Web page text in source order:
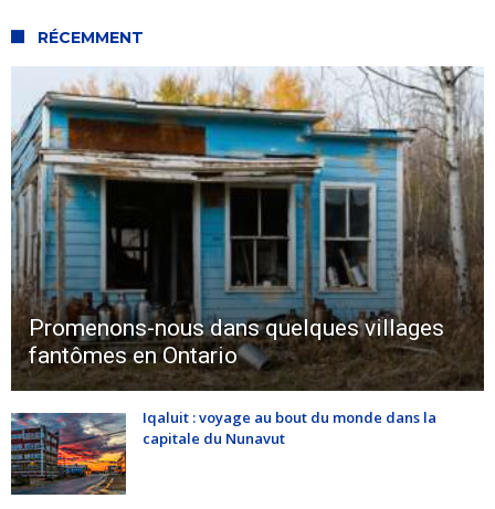
RÉCEMMENT
Promenons-nous dans quelques villages
fantômes en Ontario
Iqaluit : voyage au bout du monde dans la
capitale du Nunavut